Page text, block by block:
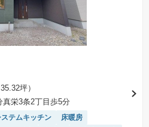
坪）
栄3条2丁目歩5分
ステムキッチン
床暖房